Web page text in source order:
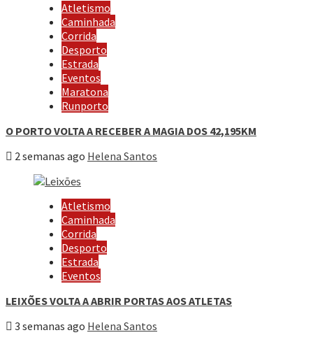
Atletismo
Caminhada
Corrida
Desporto
Estrada
Eventos
Maratona
Runporto
O PORTO VOLTA A RECEBER A MAGIA DOS 42,195KM
2 semanas ago Helena Santos
Atletismo
Caminhada
Corrida
Desporto
Estrada
Eventos
LEIXÕES VOLTA A ABRIR PORTAS AOS ATLETAS
3 semanas ago Helena Santos